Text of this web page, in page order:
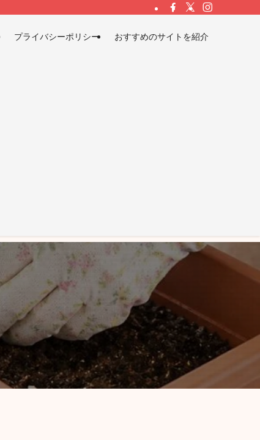
プライバシーポリシー おすすめのサイトを紹介